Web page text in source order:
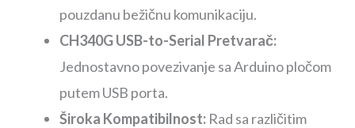
pouzdanu bežičnu komunikaciju.
CH340G USB-to-Serial Pretvarač:
Jednostavno povezivanje sa Arduino pločom
putem USB porta.
Široka Kompatibilnost: Rad sa različitim